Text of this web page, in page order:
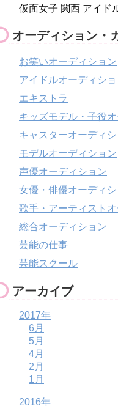
仮面女子 関西 アイド
オーディション・
お笑いオーディション
アイドルオーディショ
エキストラ
キッズモデル・子役
キャスターオーディ
モデルオーディション
声優オーディション
女優・俳優オーディ
歌手・アーティスト
総合オーディション
芸能の仕事
芸能スクール
アーカイブ
2017年
6月
5月
4月
2月
1月
2016年